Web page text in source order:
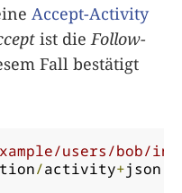
Accept-Activity
ist die Follow-
Fall bestätigt
users/bob/
/activity+json